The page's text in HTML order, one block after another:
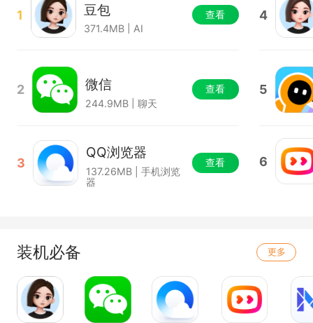
1 豆包
371.4MB | AI
查看
2 微信
244.9MB | 聊天
查看
3
QQ浏览器
137.26MB | 手机浏览
器
查看
4
5
6
装机必备 更多